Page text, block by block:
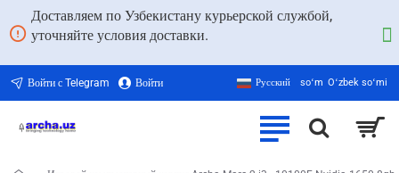
Доставляем по Узбекистану курьерской службой,
уточняйте условия доставки.
Войти с Telegram Войти Русский soʻm Oʻzbek soʻmi